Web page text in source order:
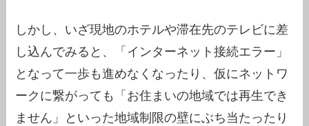
しかし、いざ現地のホテルや滞在先のテレビに差
し込んでみると、「インターネット接続エラー」
となって一歩も進めなくなったり、仮にネットワ
ークに繋がっても「お住まいの地域では再生でき
ません」といった地域制限の壁にぶち当たったり